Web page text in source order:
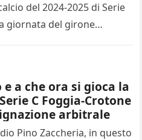
del 2024-2025 di Serie
giornata del girone…
e a che ora si gioca la
C Foggia-Crotone
arbitrale
Pino Zaccheria, in questo